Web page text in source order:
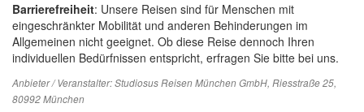
Barrierefreiheit: Unsere Reisen sind für Menschen mit
eingeschränkter Mobilität und anderen Behinderungen im
Allgemeinen nicht geeignet. Ob diese Reise dennoch Ihren
individuellen Bedürfnissen entspricht, erfragen Sie bitte bei uns.
Anbieter / Veranstalter:Studiosus Reisen München GmbH, Riesstraße 25,
80992 München